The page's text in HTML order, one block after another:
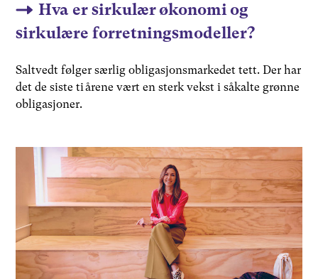
Hva er sirkulær økonomi og
sirkulære forretningsmodeller?
Saltvedt følger særlig obligasjonsmarkedet tett. Der har
det de siste ti årene vært en sterk vekst i såkalte grønne
obligasjoner.